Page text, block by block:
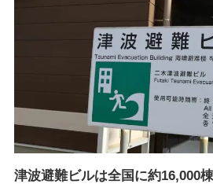
津波避難ビルは全国に約16,000